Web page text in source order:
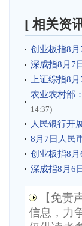
[ 相关资
创业板指8月
深成指8月7
上证综指8
农业农村部
14:37)
人民银行开
8月7日人民
创业板指8月
深成指8月6
【免责
信息，力